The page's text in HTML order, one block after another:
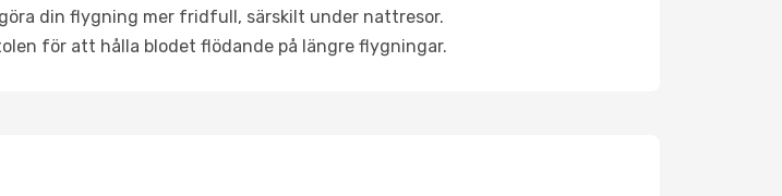
din flygning mer fridfull, särskilt under nattresor.
för att hålla blodet flödande på längre flygningar.